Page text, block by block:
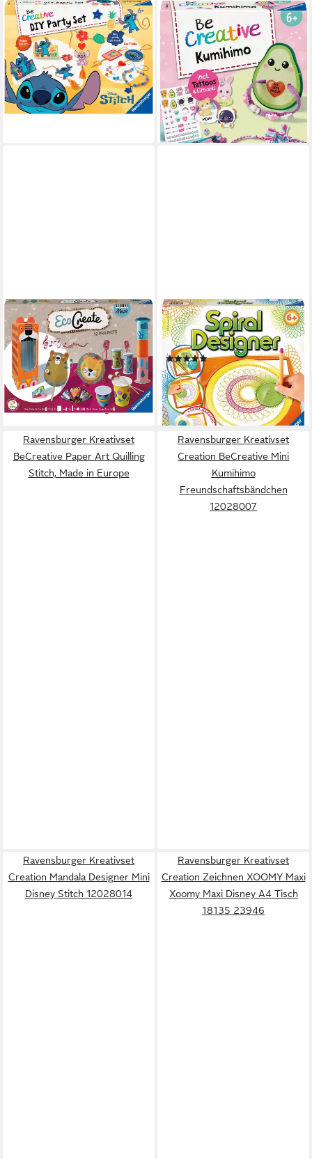
RAVENSBURGER
Kreativset BeCreative Maxi,
Disney Stitch - DIY Party Set,
Made in Europe
ab 22,65 € UVP29,99 €
-24%
lieferbar - in 1-2 Werktagen bei dir
RAVENSBURGER
Kreativset BeCreative Midi,
Freundschaftsbändchen
Kumihimo & Tattoos Kawaii,
Made in Europe
14,99 € UVP17,99 €
-17%
lieferbar - in 2-3 Werktagen bei dir
RAVENSBURGER
Kreativset Eco Create, Make
your own Music, Upcycling
und basteln in einem
ab 19,99 €
UVP29,99 €
-33%
lieferbar - in 1-2 Werktagen bei dir
RAVENSBURGER
Spiel Ravensburger Spiral
Designer
(1)
ab 23,46 €
lieferbar - in 2-3 Werktagen bei dir
Ravensburger Kreativset
BeCreative Paper Art Quilling
Stitch, Made in Europe
Ravensburger Kreativset
Creation BeCreative Mini
Kumihimo
Freundschaftsbändchen
12028007
Ravensburger Kreativset
Creation Mandala Designer Mini
Disney Stitch 12028014
Ravensburger Kreativset
Creation Zeichnen XOOMY Maxi
Xoomy Maxi Disney A4 Tisch
18135 23946